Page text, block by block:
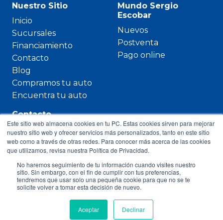
Este sitio web almacena cookies en tu PC. Estas cookies sirven para mejorar
nuestro sitio web y ofrecer servicios más personalizados, tanto en este sitio
web como a través de otras redes. Para conocer más acerca de las cookies
que utilizamos, revisa nuestra Política de Privacidad.
No haremos seguimiento de tu información cuando visites nuestro
sitio. Sin embargo, con el fin de cumplir con tus preferencias,
tendremos que usar solo una pequeña cookie para que no se te
solicite volver a tomar esta decisión de nuevo.
Aceptar Declinar
Nuestro Sitio
Inicio
Sucursales
Financiamiento
Contacto
Blog
Compramos tu auto
Encuentra tu auto
Mundo Sergio
Escobar
Nuevos
Postventa
Pago online
Contacto
600 3600 420
Paicavi 2613,
Concepción
contacto@sergioescobar.cl
Copyright © 2023 Sergio Escobar